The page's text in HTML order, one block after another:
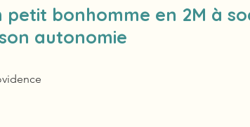
bonhomme en 2M à
autonomie